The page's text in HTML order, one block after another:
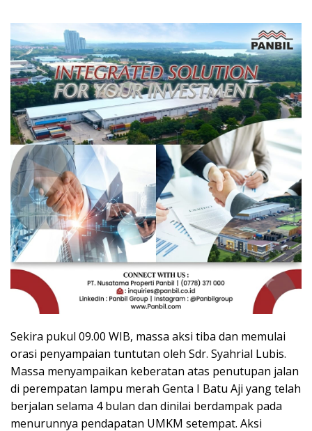
Sekira pukul 09.00 WIB, massa aksi tiba dan memulai
orasi penyampaian tuntutan oleh Sdr. Syahrial Lubis.
Massa menyampaikan keberatan atas penutupan jalan
di perempatan lampu merah Genta I Batu Aji yang telah
berjalan selama 4 bulan dan dinilai berdampak pada
menurunnya pendapatan UMKM setempat. Aksi